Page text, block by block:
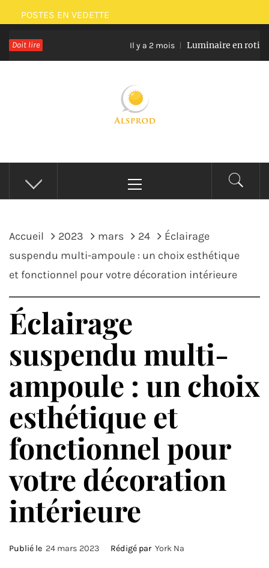
Passer
au
contenu
POSTES EN VEDETTE
Doit lire Il y a 2 mois Luminaire en rotin et verre
ALSPROD
Site De Partage De Délicieux Plats
principal
Accueil 2023 mars 24
Éclairage
suspendu multi-ampoule : un choix esthétique
et fonctionnel pour votre décoration intérieure
Éclairage
suspendu multi-
ampoule : un choix
esthétique et
fonctionnel pour
votre décoration
intérieure
Publié le 24 mars 2023 Rédigé par York Na